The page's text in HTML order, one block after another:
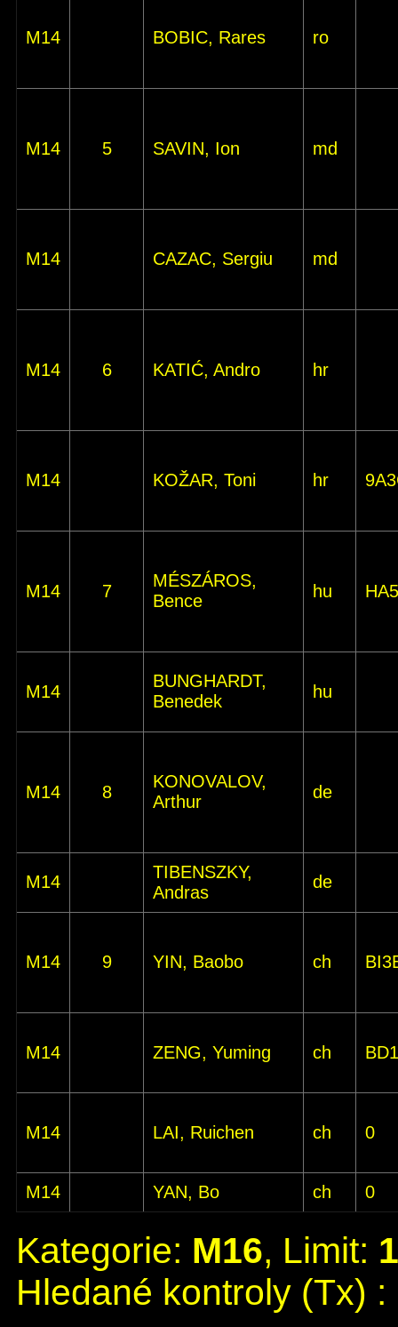
M14 BOBIC, Rares ro
M14 5 SAVIN, Ion md
M14 CAZAC, Sergiu md
M14 6 KATIĆ, Andro hr
M14 KOŽAR, Toni hr
M14 7
MÉSZÁROS,
Bence
hu
M14
BUNGHARDT,
Benedek
hu
M14 8
KONOVALOV,
Arthur
de
M14
TIBENSZKY,
Andras
de
M14 9 YIN, Baobo ch
M14 ZENG, Yuming ch
M14 LAI, Ruichen ch 0
M14 YAN, Bo ch 0
Kategorie: M16, Limit:
Hledané kontroly (Tx) :